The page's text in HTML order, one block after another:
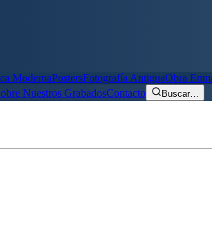
ModernaPostersFotografía AntiguaObra
Nuestros GrabadosContacto Buscar…